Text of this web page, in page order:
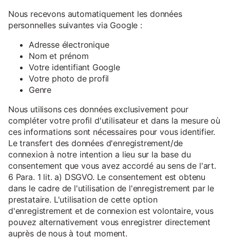
Nous recevons automatiquement les données
personnelles suivantes via Google :
Adresse électronique
Nom et prénom
Votre identifiant Google
Votre photo de profil
Genre
Nous utilisons ces données exclusivement pour
compléter votre profil d'utilisateur et dans la mesure où
ces informations sont nécessaires pour vous identifier.
Le transfert des données d'enregistrement/de
connexion à notre intention a lieu sur la base du
consentement que vous avez accordé au sens de l'art.
6 Para. 1 lit. a) DSGVO. Le consentement est obtenu
dans le cadre de l'utilisation de l'enregistrement par le
prestataire. L'utilisation de cette option
d'enregistrement et de connexion est volontaire, vous
pouvez alternativement vous enregistrer directement
auprès de nous à tout moment.